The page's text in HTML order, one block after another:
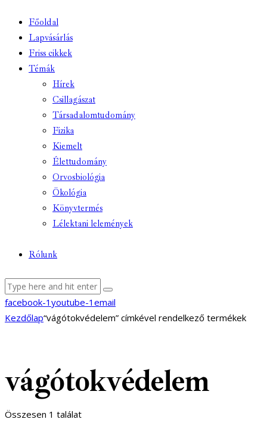
Főoldal
Lapvásárlás
Friss cikkek
Témák
Hírek
Csillagászat
Társadalomtudomány
Fizika
Kiemelt
Élettudomány
Orvosbiológia
Ökológia
Könyvtermés
Lélektani lelemények
Rólunk
facebook-1 youtube-1 email
Kezdőlap“vágótokvédelem” címkével rendelkező termékek
vágótokvédelem
Összesen 1 találat